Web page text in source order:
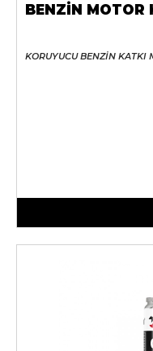
BENZİN MOTOR
KORUYUCU BENZİN KATKI